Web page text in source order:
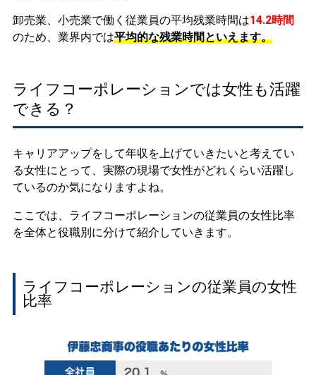
卸売業、小売業で働く従業員の平均残業時間は14.2時間
のため、業界内では平均的な残業時間といえます。
ライフコーポレーションでは女性も活躍
できる？
キャリアアップをして年収を上げていきたいと考えてい
る女性にとって、実際の現場で女性がどれくらい活躍し
ているのか気になりますよね。
ここでは、ライフコーポレーションの従業員の女性比率
を全体と役職別に分けて紹介していきます。
ライフコーポレーションの従業員の女性
比率